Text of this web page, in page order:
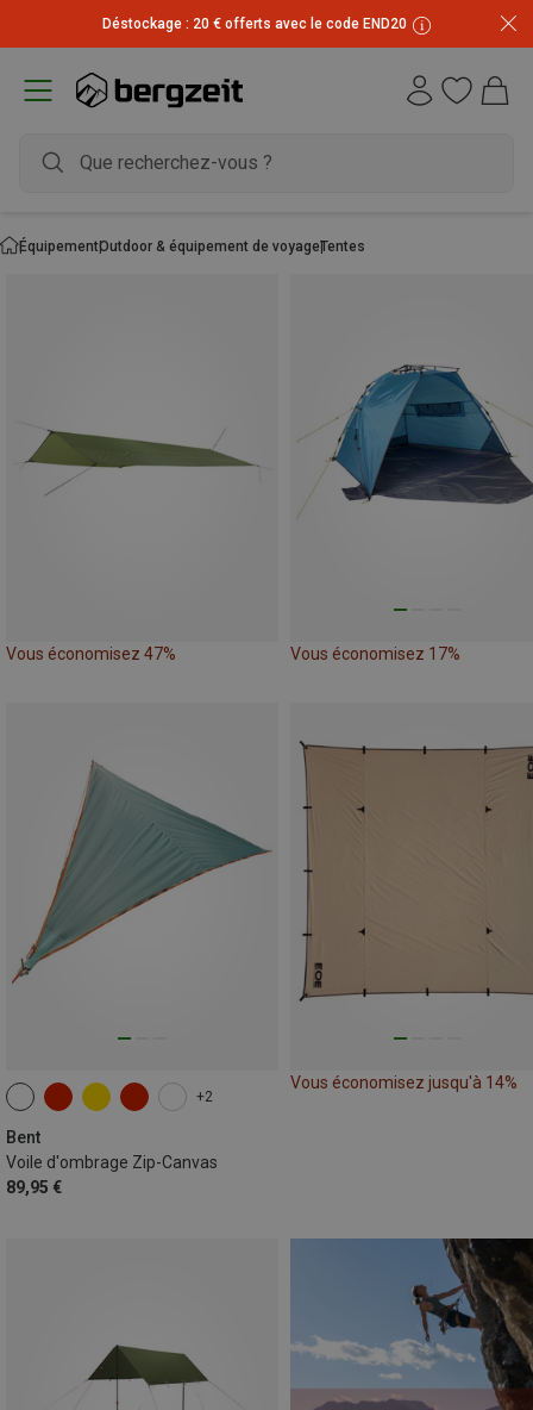
Inscrivez-vous à la newsletter et recevez 10 € !
ÉquipementOutdoor & équipement de voyageTentes
Vous économisez 47% Vous économisez 17%
+2
Bent
Voile d'ombrage Zip-Canvas
89,95 €
Vous économisez jusqu'à 14%